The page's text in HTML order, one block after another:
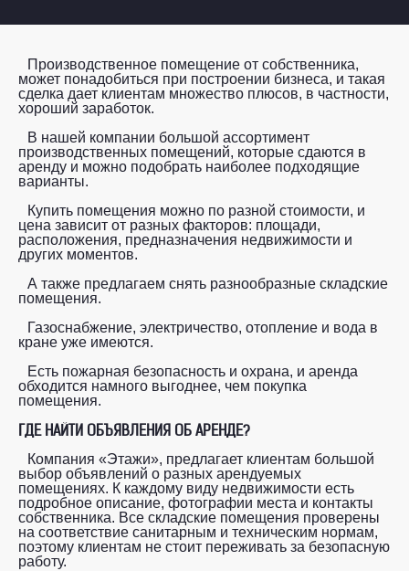
Производственное помещение от собственника,
может понадобиться при построении бизнеса, и такая
сделка дает клиентам множество плюсов, в частности,
хороший заработок.
В нашей компании большой ассортимент
производственных помещений, которые сдаются в
аренду и можно подобрать наиболее подходящие
варианты.
Купить помещения можно по разной стоимости, и
цена зависит от разных факторов: площади,
расположения, предназначения недвижимости и
других моментов.
А также предлагаем снять разнообразные складские
помещения.
Газоснабжение, электричество, отопление и вода в
кране уже имеются.
Есть пожарная безопасность и охрана, и аренда
обходится намного выгоднее, чем покупка
помещения.
ГДЕ НАЙТИ ОБЪЯВЛЕНИЯ ОБ АРЕНДЕ?
Компания «Этажи», предлагает клиентам большой
выбор объявлений о разных арендуемых
помещениях. К каждому виду недвижимости есть
подробное описание, фотографии места и контакты
собственника. Все складские помещения проверены
на соответствие санитарным и техническим нормам,
поэтому клиентам не стоит переживать за безопасную
работу.